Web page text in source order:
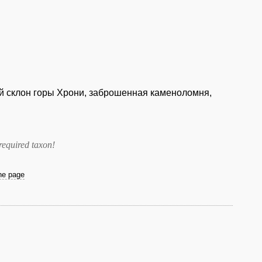
склон горы Хрони, заброшенная каменоломня,
taxon!
page